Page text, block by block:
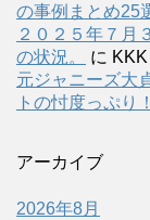
の事例まとめ25
２０２５年７月
の状況。
に KKK
元ジャニーズ大
トの忖度っぷり！
アーカイブ
2026年8月